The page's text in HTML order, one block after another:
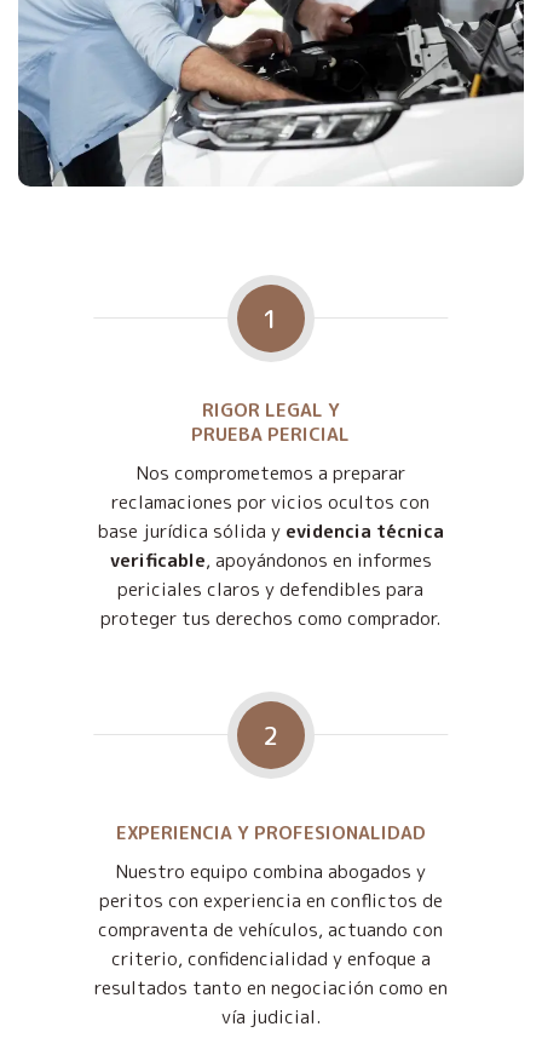
1
RIGOR LEGAL Y
PRUEBA PERICIAL
Nos comprometemos a preparar
reclamaciones por vicios ocultos con
base jurídica sólida y evidencia técnica
verificable, apoyándonos en informes
periciales claros y defendibles para
proteger tus derechos como comprador.
2
EXPERIENCIA Y PROFESIONALIDAD
Nuestro equipo combina abogados y
peritos con experiencia en conflictos de
compraventa de vehículos, actuando con
criterio, confidencialidad y enfoque a
resultados tanto en negociación como en
vía judicial.